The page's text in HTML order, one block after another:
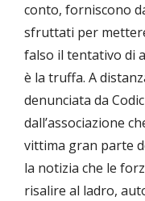
conto, forniscono
sfruttati per
falso il tentativo di
è la truffa. A
denunciata da
dall’associazione
vittima gran parte
la notizia che le
risalire al ladro,